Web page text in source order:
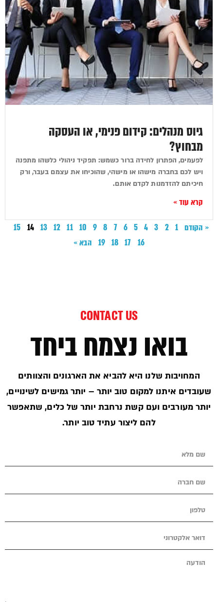
גיוס מנהלים: קידום פנימי, או העסקה
מבחוץ?
לפעמים, הפתרון לחידה ברור כשמש: תפקיד ניהולי כלשהו מתפנה
ויש לכם בחברה מישהו או מישהי, שהוכיחו את עצמם בעבר, ורק
חיכיתם להזדמנות לקדם אותם.
קרא עוד »
« הקודם 1
2
3
4
5
6
7
8
9
10
11
12
13
14
15
16
17
18
19 הבא »
CONTACT US
בואו נצמח ביחד
המחויבות שלנו היא להביא את הארגונים והצוותים
שעובדים איתנו למקום טוב יותר – יותר גמישים לשינויים,
יותר מעורבים ועם קשת נרחבת יותר של כלים, שתאפשר
להם ליצור עתיד טוב יותר.